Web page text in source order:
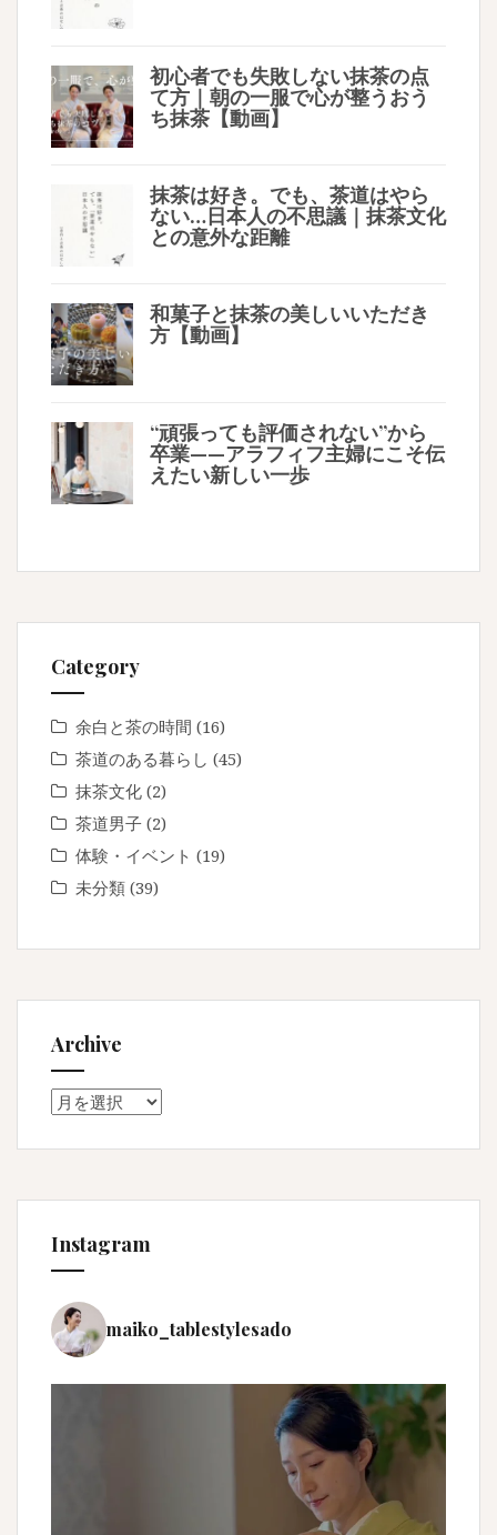
初心者でも失敗しない抹茶の点
て方｜朝の一服で心が整うおう
ち抹茶【動画】
抹茶は好き。でも、茶道はやら
ない…日本人の不思議｜抹茶文化
との意外な距離
和菓子と抹茶の美しいいただき
方【動画】
“頑張っても評価されない”から
卒業——アラフィフ主婦にこそ伝
えたい新しい一歩
Category
余白と茶の時間 (16)
茶道のある暮らし (45)
抹茶文化 (2)
茶道男子 (2)
体験・イベント (19)
未分類 (39)
Archive
Archive
Instagram
maiko_tablestylesado